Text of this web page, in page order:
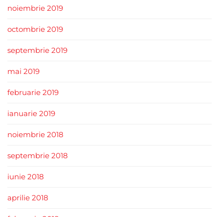
noiembrie 2019
octombrie 2019
septembrie 2019
mai 2019
februarie 2019
ianuarie 2019
noiembrie 2018
septembrie 2018
iunie 2018
aprilie 2018